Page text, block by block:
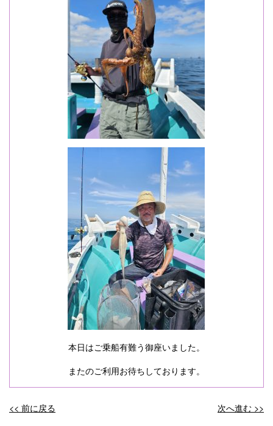
本日はご乗船有難う御座いました。
またのご利用お待ちしております。
投<< 前に戻る 次へ進む >>